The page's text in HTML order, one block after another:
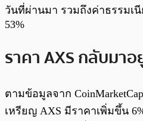
วันที่ผ่านมา รวมถึงค่าธรรมเ
53%
ราคา AXS กลับมา
ตามข้อมูลจาก
เหรียญ AXS มีราคาเพิ่มขึ้น